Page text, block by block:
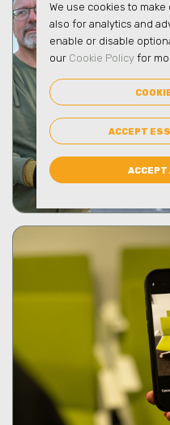
We use cookies to
also for analytics and
enable or disable
our Cookie Policyfor
ACCEPT
ACCEPT